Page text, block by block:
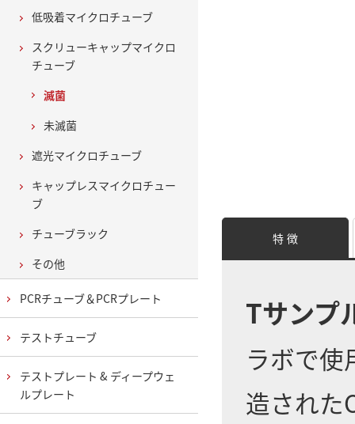
特 徴
Tサンプ
ラボで
造された
低吸着マイクロチューブ
スクリューキャップマイクロ
チューブ
滅菌
未滅菌
遮光マイクロチューブ
キャップレスマイクロチュー
ブ
チューブラック
その他
PCRチューブ＆PCRプレート
テストチューブ
テストプレート & ディープウェ
ルプレート